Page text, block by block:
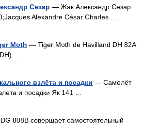
Сезар — Жак Александр Сезар
Alexandre César Charles …
Moth — Tiger Moth de Havilland DH 82A
…
взлёта и посадки — Самолёт
и посадки Як 141 …
808B совершает самостоятельный